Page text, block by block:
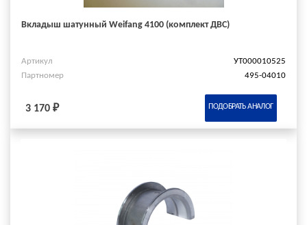
Вкладыш шатунный Weifang 4100 (комплект ДВС)
Артикул
УТ000010525
Партномер
495-04010
3 170 ₽ ПОДОБРАТЬ АНАЛОГ